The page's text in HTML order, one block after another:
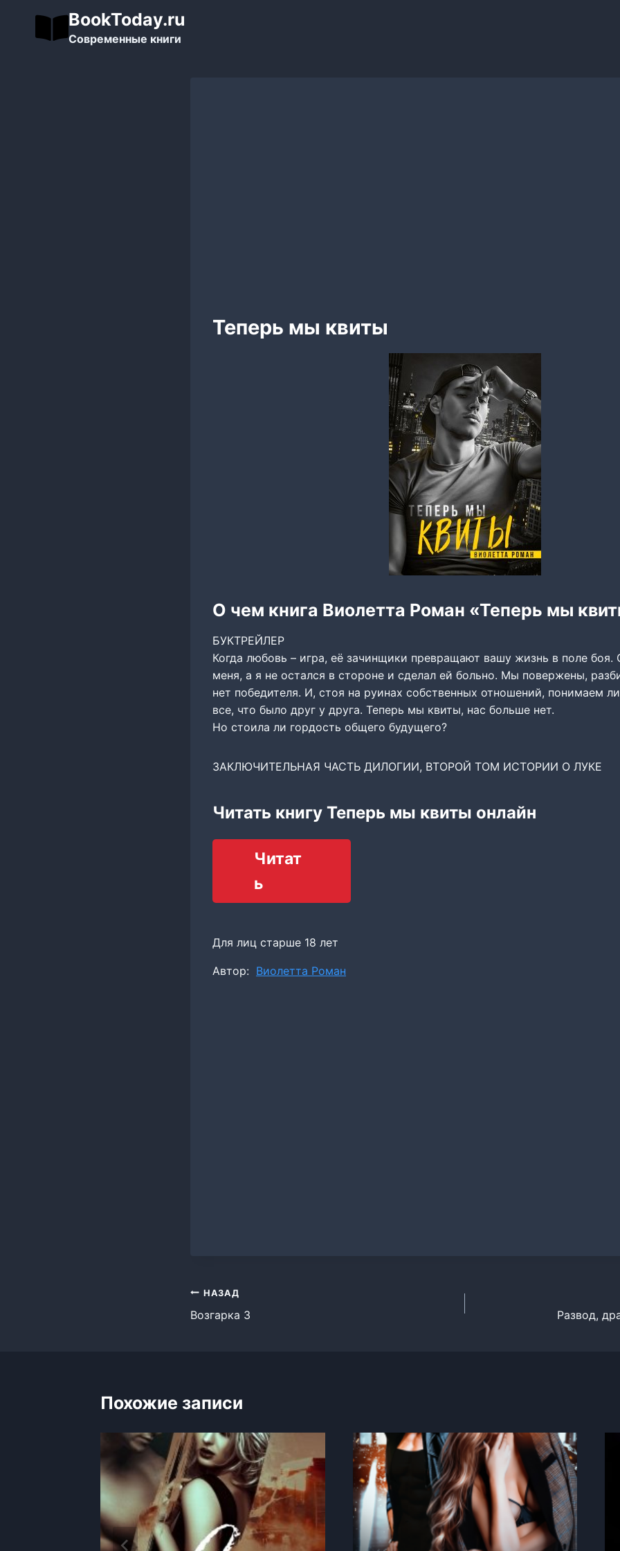
содержимому
BookToday.ru
Современные книги
Теперь мы квиты
О чем книга Виолетта Роман «Теперь мы
БУКТРЕЙЛЕР
Когда любовь – игра, её зачинщики превращают вашу жизнь в поле боя.
меня, а я не остался в стороне и сделал ей больно. Мы повержены,
нет победителя. И, стоя на руинах собственных отношений, понимаем
все, что было друг у друга. Теперь мы квиты, нас больше нет.
Но стоила ли гордость общего будущего?
ЗАКЛЮЧИТЕЛЬНАЯ ЧАСТЬ ДИЛОГИИ, ВТОРОЙ ТОМ ИСТОРИИ О ЛУКЕ
Читать книгу Теперь мы квиты онлайн
Читат
ь
Для лиц старше 18 лет
Метки
Автор: Виолетта Роман
Навигация
по
НАЗАД
Возгарка 3 Развод,
Похожие записи